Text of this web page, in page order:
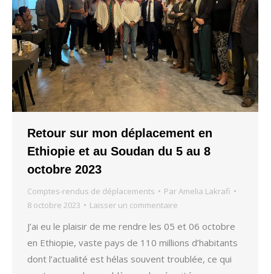
Retour sur mon déplacement en
Ethiopie et au Soudan du 5 au 8
octobre 2023
Comptes-rendus de déplacements Par Amelia Lakrafi
8 octobre 2023
Laisser un commentaire
J’ai eu le plaisir de me rendre les 05 et 06 octobre
en Ethiopie, vaste pays de 110 millions d’habitants
dont l’actualité est hélas souvent troublée, ce qui